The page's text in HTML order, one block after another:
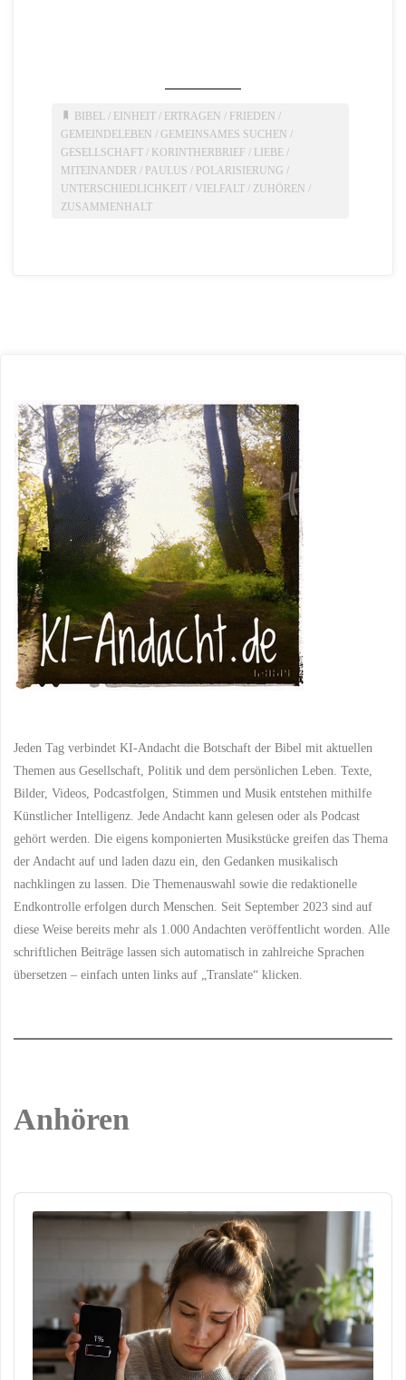
BIBEL/ EINHEIT/ ERTRAGEN / FRIEDEN /
GEMEINDELEBEN /GEMEINSAMES SUCHEN /
GESELLSCHAFT / KORINTHERBRIEF / LIEBE /
MITEINANDER / PAULUS / POLARISIERUNG /
UNTERSCHIEDLICHKEIT / VIELFALT / ZUHÖREN /
ZUSAMMENHALT
Jeden Tag verbindet KI-Andacht die Botschaft der Bibel mit aktuellen
Themen aus Gesellschaft, Politik und dem persönlichen Leben. Texte,
Bilder, Videos, Podcastfolgen, Stimmen und Musik entstehen mithilfe
Künstlicher Intelligenz. Jede Andacht kann gelesen oder als Podcast
gehört werden. Die eigens komponierten Musikstücke greifen das Thema
der Andacht auf und laden dazu ein, den Gedanken musikalisch
nachklingen zu lassen. Die Themenauswahl sowie die redaktionelle
Endkontrolle erfolgen durch Menschen. Seit September 2023 sind auf
diese Weise bereits mehr als 1.000 Andachten veröffentlicht worden. Alle
schriftlichen Beiträge lassen sich automatisch in zahlreiche Sprachen
übersetzen – einfach unten links auf „Translate“ klicken.
Anhören
Audio
Player